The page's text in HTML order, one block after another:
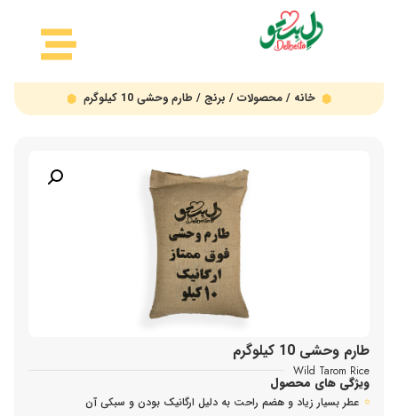
خانه /محصولات / برنج / طارم وحشی 10 کیلوگرم
طارم وحشی 10 کیلوگرم
Wild Tarom Rice
ویژگی های محصول
عطر بسیار زیاد و هضم راحت به دلیل ارگانیک بودن و سبکی آن